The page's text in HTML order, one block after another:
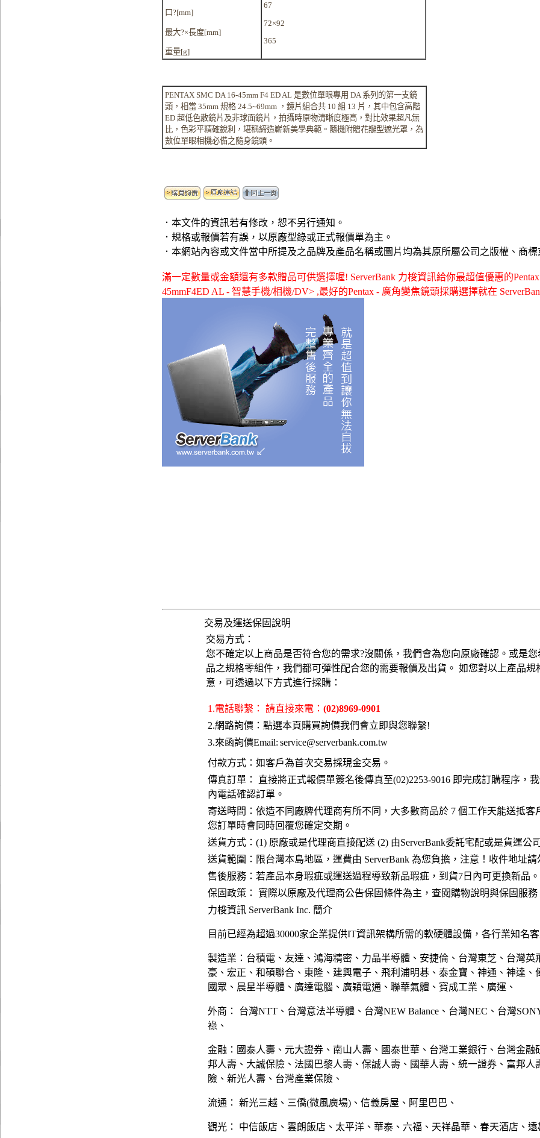
口?[mm]
最大?×長度[mm]
重量[g]
67
72×92
365
PENTAX SMC DA 16-45mm F4 ED AL 是數位單眼專用 DA 系列的第一支鏡
頭，相當 35mm 規格 24.5~69mm ，鏡片組合共 10 組 13 片，其中包含高階
ED 超低色散鏡片及非球面鏡片，拍攝時原物清晰度極高，對比效果超凡無
比，色彩平精確銳利，堪稱締造嶄新美學典範。隨機附贈花瓣型遮光罩，為
數位單眼相機必備之隨身鏡頭。
．本文件的資訊若有修改，恕不另行通知。
．規格或報價若有誤，以原廠型錄或正式報價單為主。
．本網站內容或文件當中所提及之品牌及產品名稱或圖片均為其原所屬公司之版權、商標
滿一定數量或金額還有多款贈品可供選擇喔! ServerBank 力梭資訊給你最超值優惠的
45mmF4ED AL - 智慧手機/相機/DV> ,最好的Pentax - 廣角變焦鏡頭採購選擇就在
交易及運送保固說明
交易方式：
您不確定以上商品是否符合您的需求?沒關係，我們會為您向原廠確認。或是
品之規格零組件，我們都可彈性配合您的需要報價及出貨。 如您對以上產品規
意，可透過以下方式進行採購：
1.電話聯繫： 請直接來電： (02)8969-0901
2.網路詢價：點選本頁購買詢價我們會立即與您聯繫!
3.來函詢價Email: service@serverbank.com.tw
付款方式：如客戶為首次交易採現金交易。
傳真訂單： 直接將正式報價單簽名後傳真至(02)2253-9016 即完成訂購程序，
內電話確認訂單。
寄送時間：依造不同廠牌代理商有所不同，大多數商品於 7 個工作天能送抵客
您訂單時會同時回覆您確定交期。
送貨方式：(1) 原廠或是代理商直接配送 (2) 由ServerBank委託宅配或是貨運公
送貨範圍：限台灣本島地區，運費由 ServerBank 為您負擔，注意！收件地址請
售後服務：若產品本身瑕疵或運送過程導致新品瑕疵，到貨7日內可更換新品。
保固政策： 實際以原廠及代理商公告保固條件為主，查閱購物說明與保固服務
力梭資訊 ServerBank Inc. 簡介
目前已經為超過30000家企業提供IT資訊架構所需的軟硬體設備，各行業知名客
製造業：台積電、友達、鴻海精密、力晶半導體、安捷倫、台灣東芝、台灣英
豪、宏正、和碩聯合、東隆、建興電子、飛利浦明碁、泰金寶、神通、神達、
國眾、晨星半導體、廣達電腦、廣穎電通、聯華氣體、寶成工業、廣運、
外商： 台灣NTT、台灣意法半導體、台灣NEW Balance、台灣NEC、台灣
祿、
金融：國泰人壽、元大證券、南山人壽、國泰世華、台灣工業銀行、台灣金融
邦人壽、大誠保險、法國巴黎人壽、保誠人壽、國華人壽、統一證券、富邦人
險、新光人壽、台灣產業保險、
流通： 新光三越、三僑(微風廣場)、信義房屋、阿里巴巴、
觀光： 中信飯店、雲朗飯店、太平洋、華泰、六福、天祥晶華、春天酒店、遠